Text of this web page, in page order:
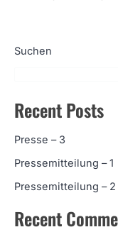
Suchen
Recent Posts
Presse – 3
Pressemitteilung – 1
Pressemitteilung – 2
Recent